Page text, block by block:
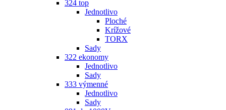
324 top
Jednotlivo
Ploché
Krížové
TORX
Sady
322 ekonomy
Jednotlivo
Sady
333 výmenné
Jednotlivo
Sady